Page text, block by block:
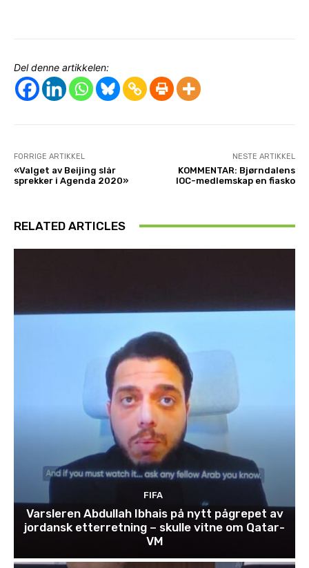
Del denne artikkelen:
FORRIGE ARTIKKEL
«Valget av Beijing slår
sprekker i Agenda 2020»
NESTE ARTIKKEL
KOMMENTAR: Bjørndalens
IOC-medlemskap en fiasko
RELATED ARTICLES
FIFA
Varsleren Abdullah Ibhais på nytt pågrepet av
jordansk etterretning – skulle vitne om Qatar-
VM